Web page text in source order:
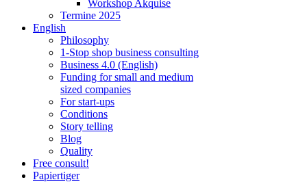
Workshop Akquise
Termine 2025
English
Philosophy
1-Stop shop business consulting
Business 4.0 (English)
Funding for small and medium
sized companies
For start-ups
Conditions
Story telling
Blog
Quality
Free consult!
Papiertiger